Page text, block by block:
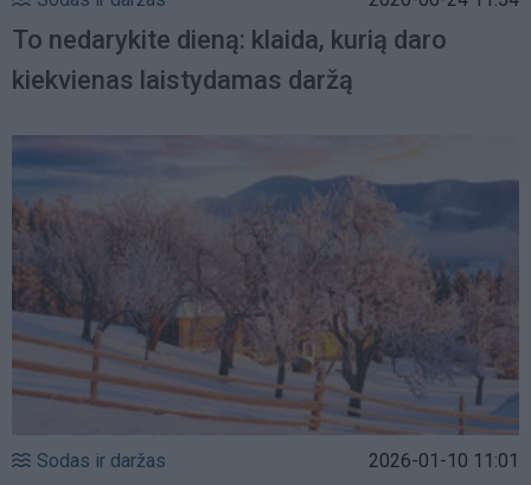
To nedarykite dieną: klaida, kurią daro
kiekvienas laistydamas daržą
Sodas ir daržas 2026-01-10 11:01